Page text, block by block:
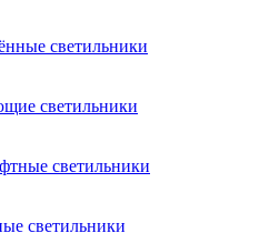
светильники
светильники
светильники
светильники